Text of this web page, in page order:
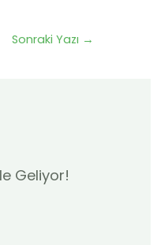
Sonraki Yazı →
Geliyor!